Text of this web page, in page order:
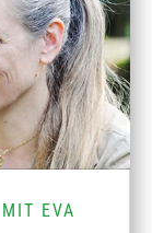
EVA